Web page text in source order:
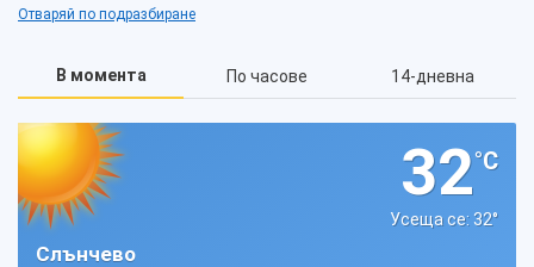
Отваряй по подразбиране
В момента По часове 14-дневна
32°C
Усеща се: 32°
Слънчево